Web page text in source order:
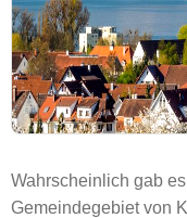
Wahrscheinlich gab
Gemeindegebiet von